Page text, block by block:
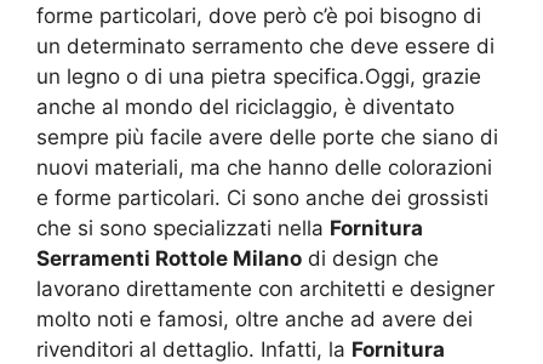
forme particolari, dove però c’è poi bisogno di
un determinato serramento che deve essere di
un legno o di una pietra specifica.Oggi, grazie
anche al mondo del riciclaggio, è diventato
sempre più facile avere delle porte che siano di
nuovi materiali, ma che hanno delle colorazioni
e forme particolari. Ci sono anche dei grossisti
che si sono specializzati nella Fornitura
Serramenti Rottole Milano di design che
lavorano direttamente con architetti e designer
molto noti e famosi, oltre anche ad avere dei
rivenditori al dettaglio. Infatti, la Fornitura